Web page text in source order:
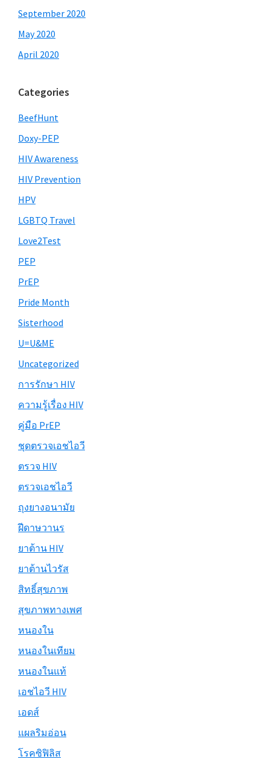
September 2020
May 2020
April 2020
Categories
BeefHunt
Doxy-PEP
HIV Awareness
HIV Prevention
HPV
LGBTQ Travel
Love2Test
PEP
PrEP
Pride Month
Sisterhood
U=U&ME
Uncategorized
การรักษา HIV
ความรู้เรื่อง HIV
คู่มือ PrEP
ชุดตรวจเอชไอวี
ตรวจ HIV
ตรวจเอชไอวี
ถุงยางอนามัย
ฝีดาษวานร
ยาต้าน HIV
ยาต้านไวรัส
สิทธิ์สุขภาพ
สุขภาพทางเพศ
หนองใน
หนองในเทียม
หนองในแท้
เอชไอวี HIV
เอดส์
แผลริมอ่อน
โรคซิฟิลิส